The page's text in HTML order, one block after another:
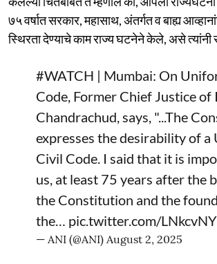
७५ वर्षात सरकार, महासाथ, अंतर्गत व बाह्य
स्थिरता देण्याचे काम राज्य घटनेने केले, असे त्यांनी
#WATCH | Mumbai: On
Code, Former Chief Justice of
Chandrachud, says, "...The
expresses the desirability of
Civil Code. I said that it is
us, at least 75 years after the
the Constitution and the
the… pic.twitter.com/
— ANI (@ANI) August 2, 2025